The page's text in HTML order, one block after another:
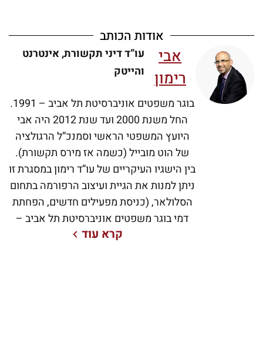
אודות הכותב
אבי
רימון
עו”ד דיני תקשורת, אינטרנט
והייטק
בוגר משפטים אוניברסיטת תל אביב – 1991.
החל משנת 2000 ועד שנת 2012 היה אבי
היועץ המשפטי הראשי וסמנכ”ל הרגולציה
של הוט מובייל (כשמה אז מירס תקשורת).
בין הישגיו העיקריים של עו”ד רימון במסגרת זו
ניתן למנות את הגיית ועיצוב הרפורמה בתחום
הסלולאר, (כניסת מפעילים חדשים, הפחתת
דמי בוגר משפטים אוניברסיטת תל אביב –
קרא עוד